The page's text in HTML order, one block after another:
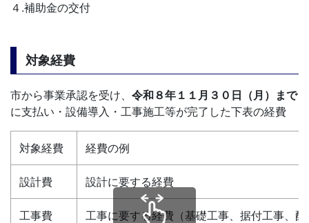
４.補助金の交付
対象経費
市から事業承認を受け、 令和８年１１ 月３０日（月）まで
に支払い・設備導入・工事施工等が完了した下表の経費
対象経費 経費の例
設計費 設計に要する経費
工事費 工事に要する経費（基礎工事、据付工事、